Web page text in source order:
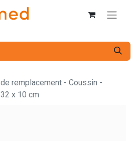
remplacement - Coussin -
x 10 cm